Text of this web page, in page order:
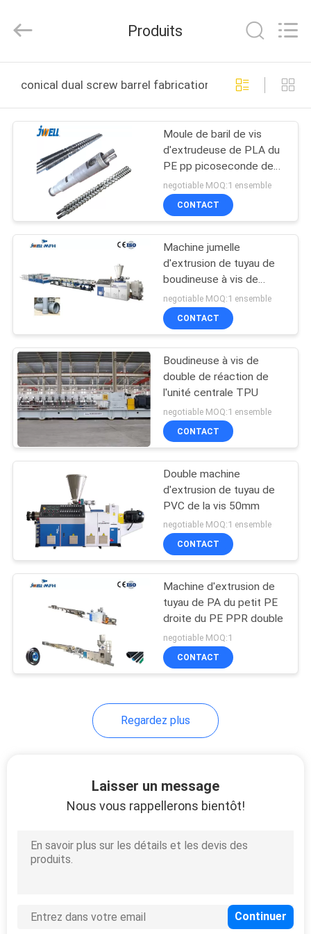
PRODUITS
SUJET
NOUS
VISITE
D'USINE
CONTRÔLE
DE
QUALITÉ
CONTACTEZ-
NOUS
NOUVELLES
CAS
PLAN
SITE
DYUN
ENVIRONMENTAL
All
Reserved.
Produits
conical dual screw barrel fabrication en ligne
Moule de baril de vis
d'extrudeuse de PLA du
PE pp picoseconde de
PVC de JWELL
38CrMoAlA
negotiable MOQ:1 ensemble
CONTACT
Machine jumelle
d'extrusion de tuyau de
boudineuse à vis de
tuyau de PVC de JWELL
110mm
negotiable MOQ:1 ensemble
CONTACT
Boudineuse à vis de
double de réaction de
l'unité centrale TPU
negotiable MOQ:1 ensemble
CONTACT
Double machine
d'extrusion de tuyau de
PVC de la vis 50mm
negotiable MOQ:1 ensemble
CONTACT
Machine d'extrusion de
tuyau de PA du petit PE
droite du PE PPR double
negotiable MOQ:1
CONTACT
Regardez plus
Laisser un message
Nous vous rappellerons bientôt!